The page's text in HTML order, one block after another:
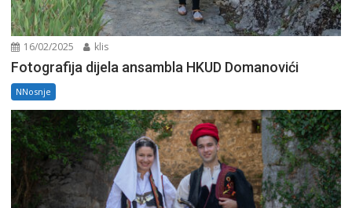
16/02/2025 klis
Fotografija dijela ansambla HKUD Domanovići
NNosnje